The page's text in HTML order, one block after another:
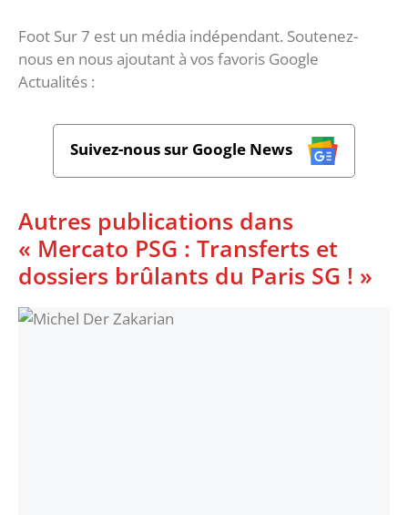
Foot Sur 7 est un média indépendant. Soutenez-
nous en nous ajoutant à vos favoris Google
Actualités :
Suivez-nous sur Google News
Autres publications dans
« Mercato PSG : Transferts et
dossiers brûlants du Paris SG ! »